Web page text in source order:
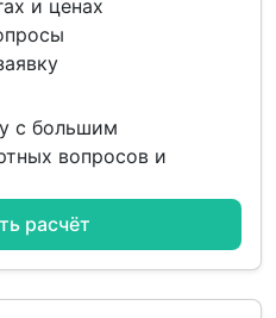
и ценах
с большим
вопросов и
расчёт